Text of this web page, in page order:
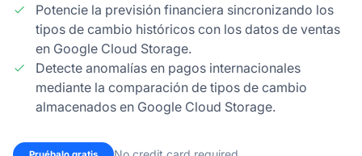
Potencie la previsión financiera sincronizando los
tipos de cambio históricos con los datos de ventas
en Google Cloud Storage.
Detecte anomalías en pagos internacionales
mediante la comparación de tipos de cambio
almacenados en Google Cloud Storage.